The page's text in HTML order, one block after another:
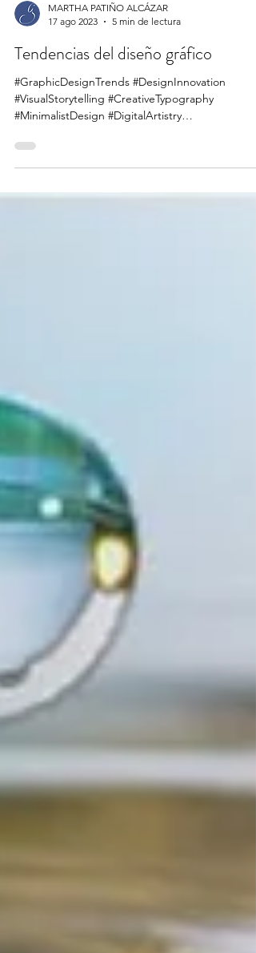
17 ago 2023
5 min de lectura
Tendencias del diseño gráfico
#GraphicDesignTrends #DesignInnovation
#MinimalistDesign #DigitalArtistry
#ColorfulCreations...